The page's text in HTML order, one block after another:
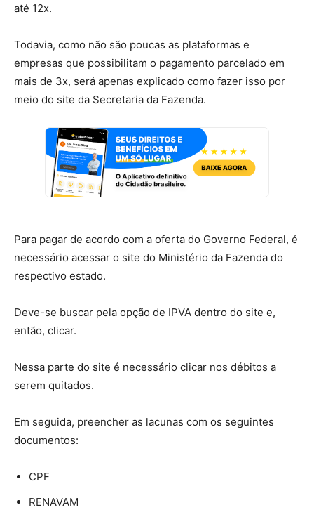
até 12x.
Todavia, como não são poucas as plataformas e
empresas que possibilitam o pagamento parcelado em
mais de 3x, será apenas explicado como fazer isso por
meio do site da Secretaria da Fazenda.
Para pagar de acordo com a oferta do Governo Federal, é
necessário acessar o site do Ministério da Fazenda do
respectivo estado.
Deve-se buscar pela opção de IPVA dentro do site e,
então, clicar.
Nessa parte do site é necessário clicar nos débitos a
serem quitados.
Em seguida, preencher as lacunas com os seguintes
documentos:
CPF
RENAVAM